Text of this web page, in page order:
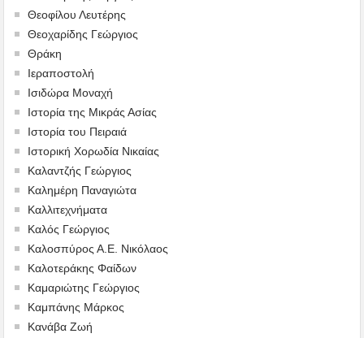
Θεοφίλου Λευτέρης
Θεοχαρίδης Γεώργιος
Θράκη
Ιεραποστολή
Ισιδώρα Μοναχή
Ιστορία της Μικράς Ασίας
Ιστορία του Πειραιά
Ιστορική Χορωδία Νικαίας
Καλαντζής Γεώργιος
Καλημέρη Παναγιώτα
Καλλιτεχνήματα
Καλός Γεώργιος
Καλοσπύρος Α.Ε. Νικόλαος
Καλοτεράκης Φαίδων
Καμαριώτης Γεώργιος
Καμπάνης Μάρκος
Κανάβα Ζωή